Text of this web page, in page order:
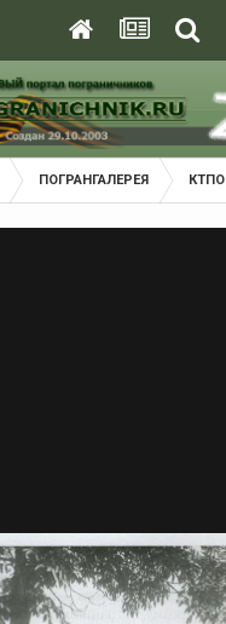
ПОГРАНГАЛЕРЕЯ КТПО